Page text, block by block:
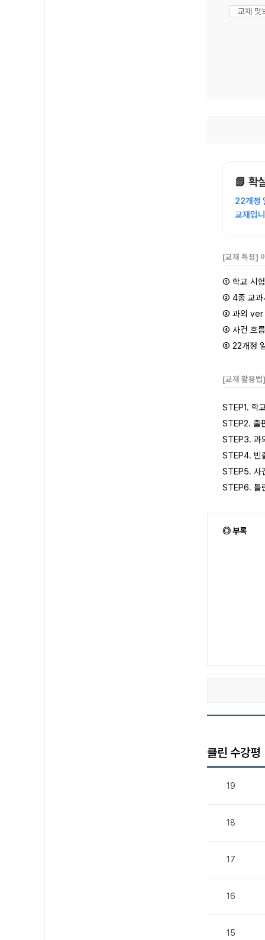
교재 맛
📗 확
22개정
교재입
[교재 특징]
① 학교 시
② 4종 교과
③ 과외 ver
④ 사건 흐
⑤ 22개정
[교재 활용법
STEP1. 학
STEP2. 출
STEP3. 과
STEP4. 빈
STEP5. 사
STEP6. 틀
◎ 부록
클린 수강평
19
18
17
16
15